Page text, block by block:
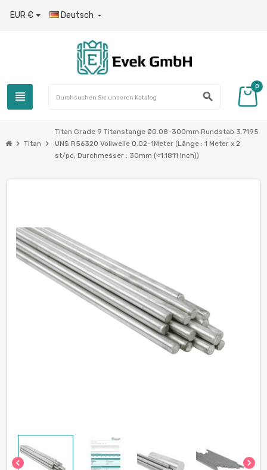
EUR € Deutsch 
view_headline search
0
chevron_right Titan chevron_right
Titan Grade 9 Titanstange Ø0.08-300mm Rundstab 3.7195
UNS R56320 Vollwelle 0.02-1Meter (Länge : 1 Meter x 2
st/pc, Durchmesser : 30mm (≈1.1811 inch))
chevron_left chevron_right